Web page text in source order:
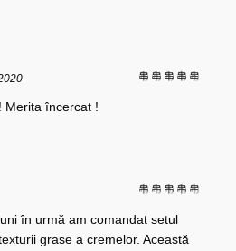
Merita încercat !
în urmă am comandat setul
grase a cremelor. Această